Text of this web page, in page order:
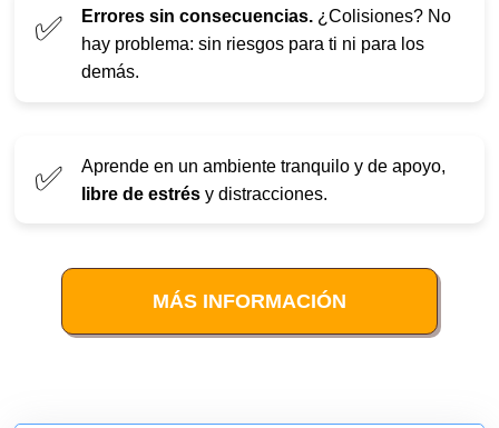
✅ Errores sin consecuencias. ¿Colisiones? No
hay problema: sin riesgos para ti ni para los
demás.
✅
Aprende en un ambiente tranquilo y de apoyo,
libre de estrés y distracciones.
MÁS INFORMACIÓN